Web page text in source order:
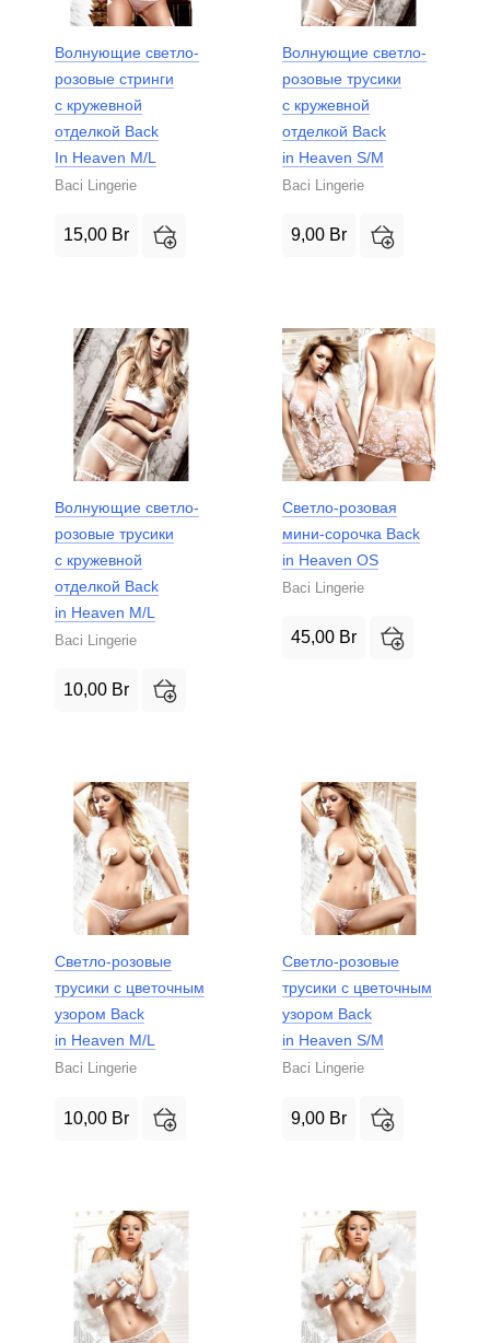
Волнующие светло-
розовые стринги
с кружевной
отделкой Back
In Heaven M/L
Baci Lingerie
15,00 Br
Волнующие светло-
розовые трусики
с кружевной
отделкой Back
in Heaven S/M
Baci Lingerie
9,00 Br
Волнующие светло-
розовые трусики
с кружевной
отделкой Back
in Heaven M/L
Baci Lingerie
10,00 Br
Светло-розовая
мини-сорочка Back
in Heaven OS
Baci Lingerie
45,00 Br
Светло-розовые
трусики с цветочным
узором Back
in Heaven M/L
Baci Lingerie
10,00 Br
Светло-розовые
трусики с цветочным
узором Back
in Heaven S/M
Baci Lingerie
9,00 Br